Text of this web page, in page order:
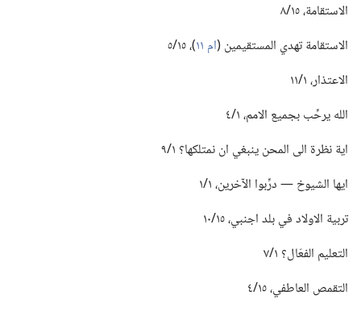
الاستقامة،‏ ١٥/‏٨
الاستقامة تهدي المستقيمين (‏ام ١١ ‏)‏،‏ ١٥/‏٥
الاعتذار،‏ ١/‏١١
الله يرحِّب بجميع الامم،‏ ١/‏٤
اية نظرة الى المحن ينبغي ان نمتلكها؟‏ ١/‏٩
ايها الشيوخ —‏ درِّبوا الآخرين،‏ ١/‏١
تربية الاولاد في بلد اجنبي،‏ ١٥/‏١٠
التعليم الفعّال؟‏ ١/‏٧
التقمص العاطفي،‏ ١٥/‏٤